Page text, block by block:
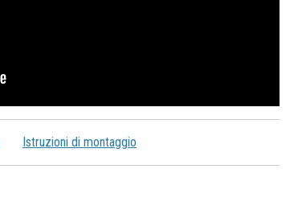
Istruzioni di montaggio